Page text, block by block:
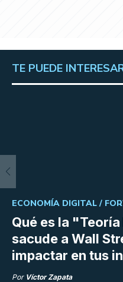
TE PUEDE
Qué es la
sacude a Wall
impactar en tus
ECONOMÍA DIGITAL /
Por Víctor Zapata